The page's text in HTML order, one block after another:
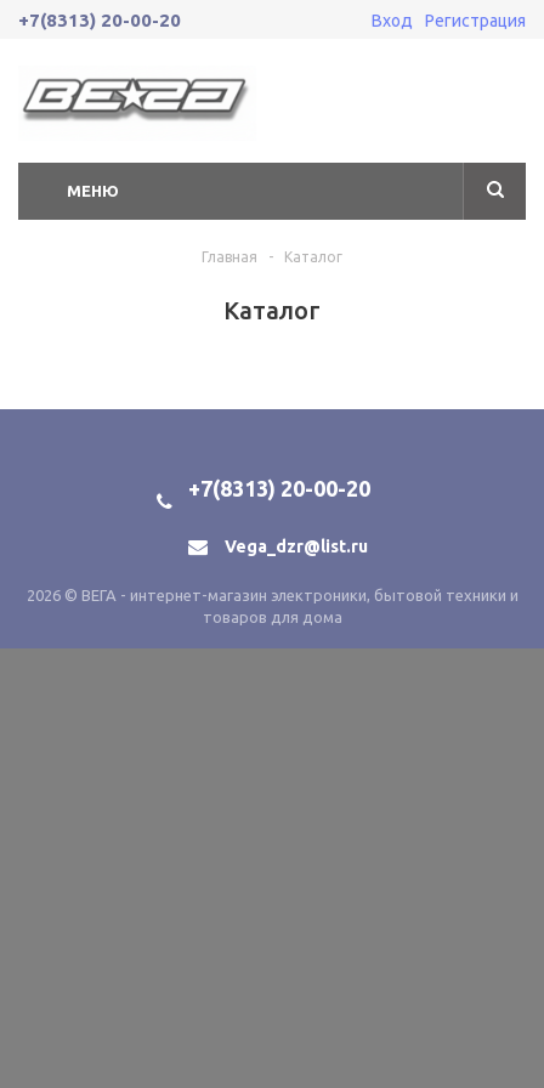
+7(8313) 20-00-20 Вход Регистрация
МЕНЮ
Главная - Каталог
Каталог
+7(8313) 20-00-20
Vega_dzr@list.ru
2026 © ВЕГА - интернет-магазин электроники, бытовой техники и
товаров для дома